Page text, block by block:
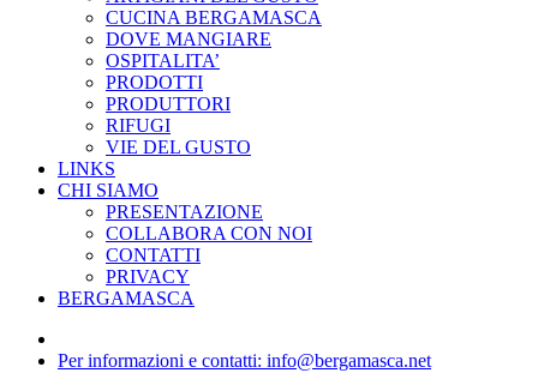
CUCINA BERGAMASCA
DOVE MANGIARE
OSPITALITA’
PRODOTTI
PRODUTTORI
RIFUGI
VIE DEL GUSTO
LINKS
CHI SIAMO
PRESENTAZIONE
COLLABORA CON NOI
CONTATTI
PRIVACY
BERGAMASCA
Per informazioni e contatti: info@bergamasca.net